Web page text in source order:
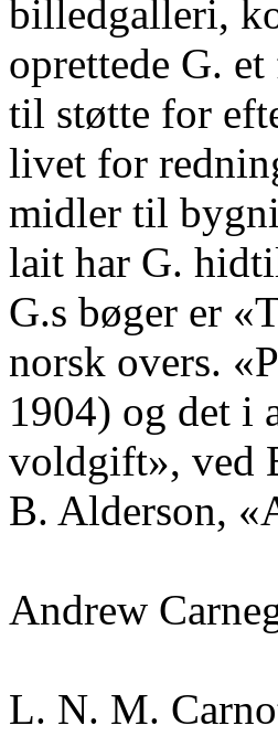
billedgalleri,
oprettede G.
til støtte for
livet for
midler til
lait har G.
G.s bøger er
norsk overs.
1904) og det i
voldgift», ved
B. Alderson,
Andrew
L. N. M.